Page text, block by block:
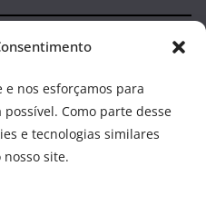
nos esforçamos para
Como parte desse
e tecnologias similares
site.